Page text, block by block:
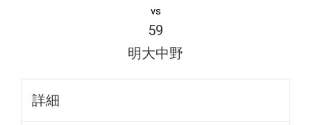
vs
59
明大中野
詳細